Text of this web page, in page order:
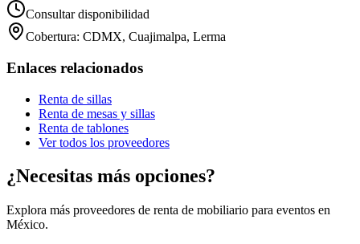
Consultar disponibilidad
Cobertura: CDMX, Cuajimalpa, Lerma
Enlaces relacionados
Renta de sillas
Renta de mesas y sillas
Renta de tablones
Ver todos los proveedores
¿Necesitas más opciones?
Explora más proveedores de renta de mobiliario para eventos en
México.